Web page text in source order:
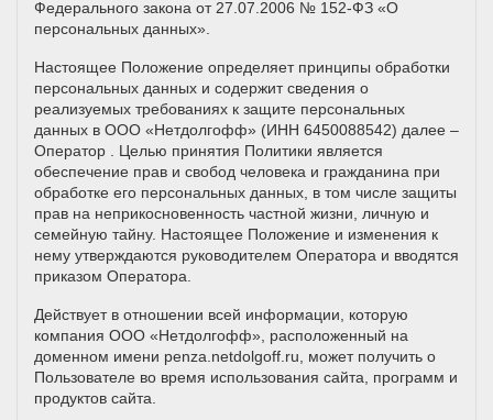
Федерального закона от 27.07.2006 № 152-ФЗ «О
персональных данных».
Настоящее Положение определяет принципы обработки
персональных данных и содержит сведения о
реализуемых требованиях к защите персональных
данных в ООО «Нетдолгофф» (ИНН 6450088542) далее –
Оператор . Целью принятия Политики является
обеспечение прав и свобод человека и гражданина при
обработке его персональных данных, в том числе защиты
прав на неприкосновенность частной жизни, личную и
семейную тайну. Настоящее Положение и изменения к
нему утверждаются руководителем Оператора и вводятся
приказом Оператора.
Действует в отношении всей информации, которую
компания ООО «Нетдолгофф», расположенный на
доменном имени penza.netdolgoff.ru, может получить о
Пользователе во время использования сайта, программ и
продуктов сайта.